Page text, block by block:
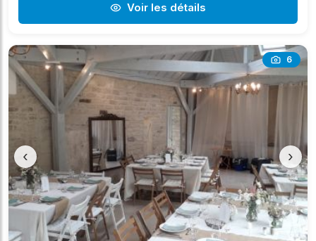
Voir les détails
6
‹ ›